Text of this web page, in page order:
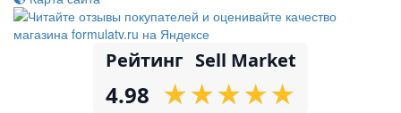
Рейтинг Sell Market
4.98 ★
★★
★★
★★
★★
★